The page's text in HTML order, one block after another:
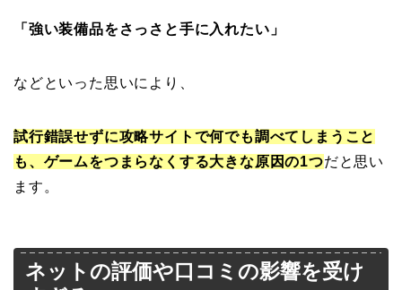
「強い装備品をさっさと手に入れたい」
などといった思いにより、
試行錯誤せずに攻略サイトで何でも調べてしまうこと
も、ゲームをつまらなくする大きな原因の1つだと思い
ます。
ネットの評価や口コミの影響を受け